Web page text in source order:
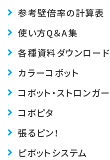
参考壁倍率の計算表
使い方Q＆A集
各種資料ダウンロード
カラーコボット
コボット・ストロンガー
コボピタ
張るピン！
ピボットシステム